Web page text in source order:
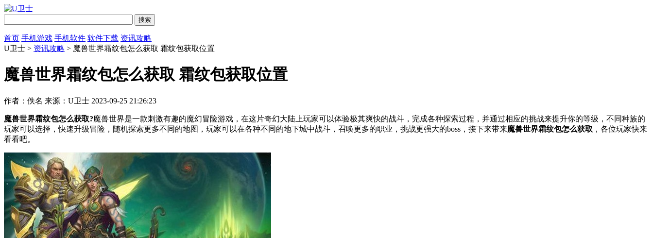
首页 手机游戏 手机软件 软件下载 资讯攻略
U卫士 > 资讯攻略 > 魔兽世界霜纹包怎么获取 霜纹包获取位置
魔兽世界霜纹包怎么获取 霜纹包获取位置
作者：佚名 来源：U卫士 2023-09-25 21:26:23
魔兽世界霜纹包怎么获取?魔兽世界是一款刺激有趣的魔幻冒险游戏，在这片奇幻大陆上玩家可以体验极其爽快的战斗，完成各种探索过程，并通过相应的挑战来提升你的等级，不同种族的
玩家可以选择，快速升级冒险，随机探索更多不同的地图，玩家可以在各种不同的地下城中战斗，召唤更多的职业，挑战更强大的boss，接下来带来魔兽世界霜纹包怎么获取 ，各位玩家快来
看看吧。